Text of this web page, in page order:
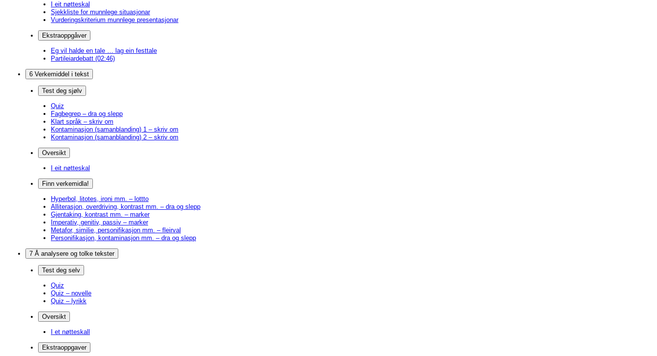
I eit nøtteskal
Sjekkliste for munnlege situasjonar
Vurderingskriterium munnlege presentasjonar
Ekstraoppgåver
Eg vil halde en tale … lag ein festtale
Partileiardebatt (02:46)
6 Verkemiddel i tekst
Test deg sjølv
Quiz
Fagbegrep – dra og slepp
Klart språk – skriv om
Kontaminasjon (samanblanding) 1 – skriv om
Kontaminasjon (samanblanding) 2 – skriv om
Oversikt
I eit nøtteskal
Finn verkemidla!
Hyperbol, litotes, ironi mm. – lottto
Alliterasjon, overdriving, kontrast mm. – dra og slepp
Gjentaking, kontrast mm. – marker
Imperativ, genitiv, passiv – marker
Metafor, similie, personifikasjon mm. – fleirval
Personifikasjon, kontaminasjon mm. – dra og slepp
7 Å analysere og tolke tekster
Test deg selv
Quiz
Quiz – novelle
Quiz – lyrikk
Oversikt
I et nøtteskall
Ekstraoppgaver